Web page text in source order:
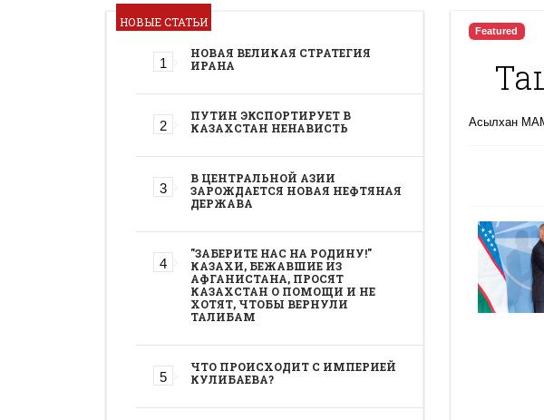
НОВЫЕ СТАТЬИ
НОВАЯ ВЕЛИКАЯ СТРАТЕГИЯ
ИРАНА
ПУТИН ЭКСПОРТИРУЕТ В
КАЗАХСТАН НЕНАВИСТЬ
В ЦЕНТРАЛЬНОЙ АЗИИ
ЗАРОЖДАЕТСЯ НОВАЯ НЕФТЯНАЯ
ДЕРЖАВА
"ЗАБЕРИТЕ НАС НА РОДИНУ!"
КАЗАХИ, БЕЖАВШИЕ ИЗ
АФГАНИСТАНА, ПРОСЯТ
КАЗАХСТАН О ПОМОЩИ И НЕ
ХОТЯТ, ЧТОБЫ ВЕРНУЛИ
ТАЛИБАМ
ЧТО ПРОИСХОДИТ С ИМПЕРИЕЙ
КУЛИБАЕВА?
Featured
Асылхан